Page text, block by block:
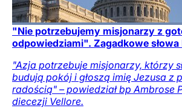
"Nie potrzebujemy misjonarzy z
odpowiedziami". Zagadkowe słowa
"Azja potrzebuje misjonarzy, którzy
budują pokój i głoszą imię Jezusa z
radością" – powiedział bp Ambrose
diecezji Vellore.